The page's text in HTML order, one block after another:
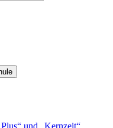
und „Kernzeit“